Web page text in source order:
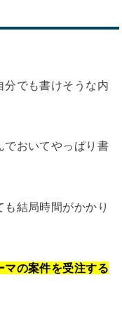
分でも書けそうな内
でおいてやっぱり書
結局時間がかかり
マの案件を受注する